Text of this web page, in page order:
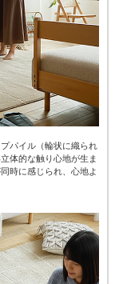
パイル（輪状に織られ
体的な触り心地が生ま
時に感じられ、心地よ